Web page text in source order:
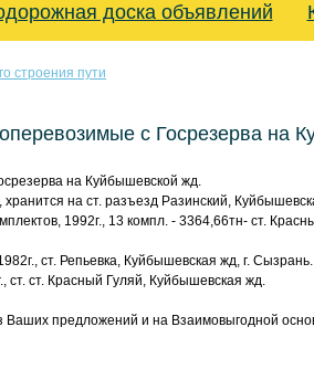
доска объявлений
строения пути
с Госрезерва на
на Куйбышевской жд.
на ст. разъезд Разинский,
1992г., 13 компл. - 3364,66тн- ст.
ст. Репьевка, Куйбышевская жд, г. Сызрань.
ст. ст. Красный Гуляй, Куйбышевская жд.
Ваших предложений и на Взаимовыгодной